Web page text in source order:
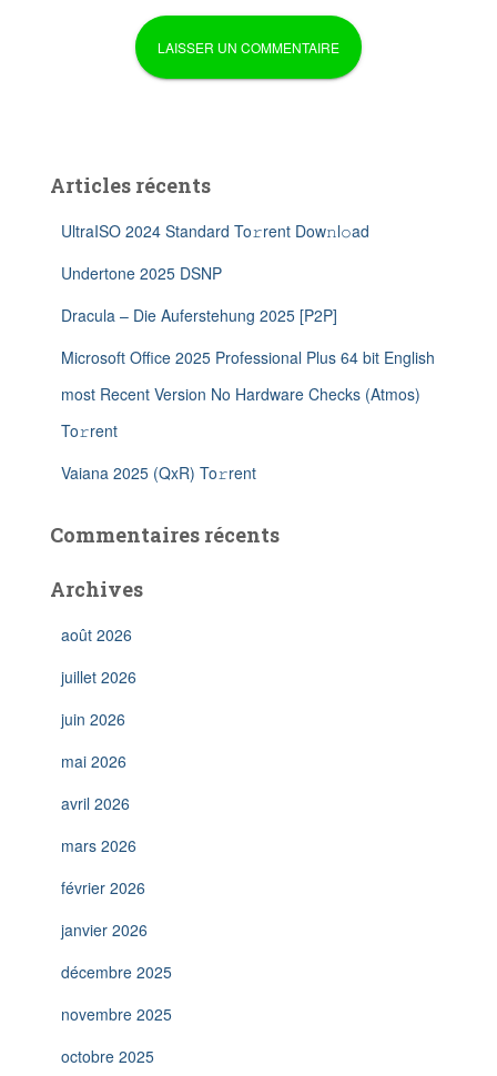
Articles récents
UltraISO 2024 Standard To𝚛rent Dow𝚗l𝚘ad
Undertone 2025 DSNP
Dracula – Die Auferstehung 2025 [P2P]
Microsoft Office 2025 Professional Plus 64 bit English
most Recent Version No Hardware Checks (Atmos)
To𝚛rent
Vaiana 2025 (QxR) To𝚛rent
Commentaires récents
Archives
août 2026
juillet 2026
juin 2026
mai 2026
avril 2026
mars 2026
février 2026
janvier 2026
décembre 2025
novembre 2025
octobre 2025